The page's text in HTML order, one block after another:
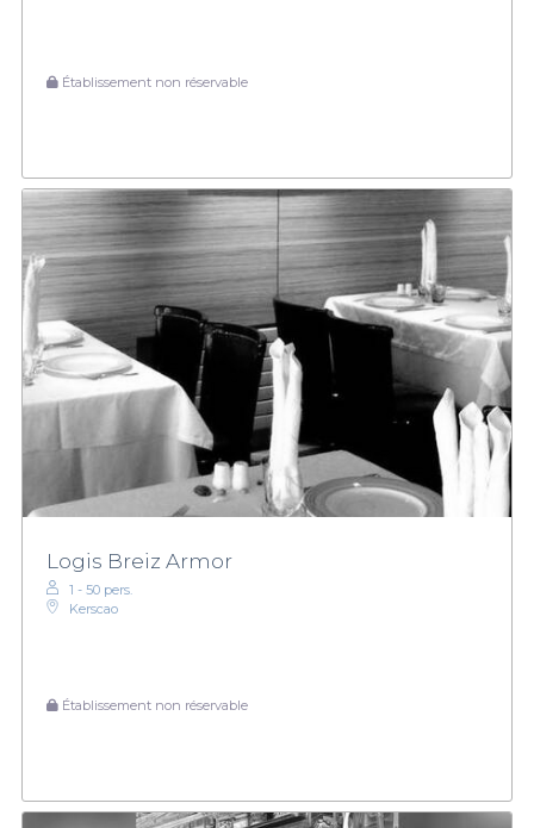
Établissement non réservable
Logis Breiz Armor
1 - 50 pers.
Kerscao
Établissement non réservable